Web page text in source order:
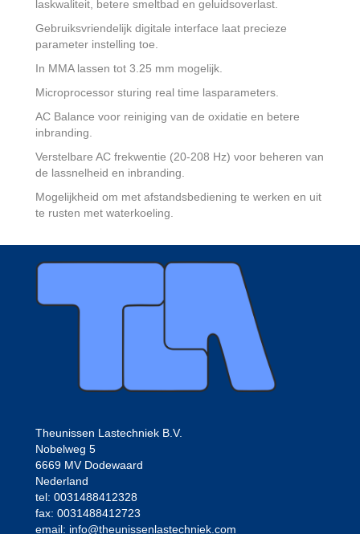
laskwaliteit, betere smeltbad en geluidsoverlast.
Gebruiksvriendelijk digitale interface laat precieze
parameter instelling toe.
In MMA lassen tot 3.25 mm mogelijk.
Microprocessor sturing real time lasparameters.
AC Balance voor reiniging van de oxidatie en betere
inbranding.
Verstelbare AC frekwentie (20-208 Hz) voor beheren van
de lassnelheid en inbranding.
Mogelijkheid om met afstandsbediening te werken en uit
te rusten met waterkoeling.
Theunissen Lastechniek B.V.
Nobelweg 5
6669 MV Dodewaard
Nederland
tel: 0031488412328
fax: 0031488412723
email: info@theunissenlastechniek.com